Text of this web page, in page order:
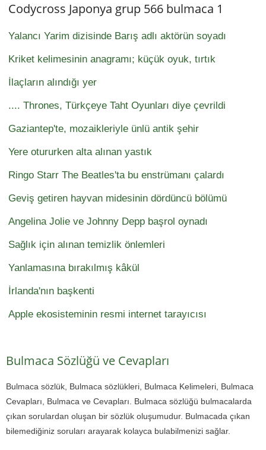
Codycross Japonya grup 566 bulmaca 1
Yalancı Yarim dizisinde Barış adlı aktörün soyadı
Kriket kelimesinin anagramı; küçük oyuk, tırtık
İlaçların alındığı yer
.... Thrones, Türkçeye Taht Oyunları diye çevrildi
Gaziantep'te, mozaikleriyle ünlü antik şehir
Yere otururken alta alınan yastık
Ringo Starr The Beatles'ta bu enstrümanı çalardı
Geviş getiren hayvan midesinin dördüncü bölümü
Angelina Jolie ve Johnny Depp başrol oynadı
Sağlık için alınan temizlik önlemleri
Yanlamasına bırakılmış kâkül
İrlanda'nın başkenti
Apple ekosisteminin resmi internet tarayıcısı
Bulmaca Sözlüğü ve Cevapları
Bulmaca sözlük, Bulmaca sözlükleri, Bulmaca Kelimeleri, Bulmaca
Cevapları, Bulmaca ve Cevapları. Bulmaca sözlüğü bulmacalarda
çıkan sorulardan oluşan bir sözlük oluşumudur. Bulmacada çıkan
bilemediğiniz soruları arayarak kolayca bulabilmenizi sağlar.